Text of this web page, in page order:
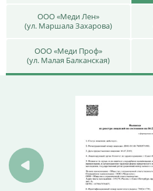
ООО «Меди Лен»
(ул. Маршала Захарова)
ООО «Меди Проф»
(ул. Малая Балканская)